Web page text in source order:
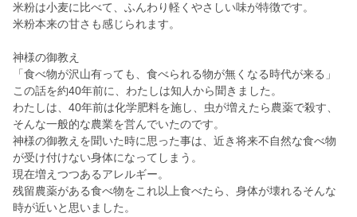
米粉は小麦に比べて、ふんわり軽くやさしい味が特徴です。
米粉本来の甘さも感じられます。
神様の御教え
「食べ物が沢山有っても、食べられる物が無くなる時代が来る」
この話を約40年前に、わたしは知人から聞きました。
わたしは、40年前は化学肥料を施し、虫が増えたら農薬で殺す、
そんな一般的な農業を営んでいたのです。
神様の御教えを聞いた時に思った事は、近き将来不自然な食べ物
が受け付けない身体になってしまう。
現在増えつつあるアレルギー。
残留農薬がある食べ物をこれ以上食べたら、身体が壊れるそんな
時が近いと思いました。